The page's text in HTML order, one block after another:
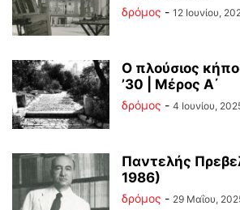
δρόμος - 12 Ιουνίου,
Ο πλούσιος
’30 | Μέρος Α΄
δρόμος - 4 Ιουνίου,
Παντελής
1986)
δρόμος - 29 Μαΐου,